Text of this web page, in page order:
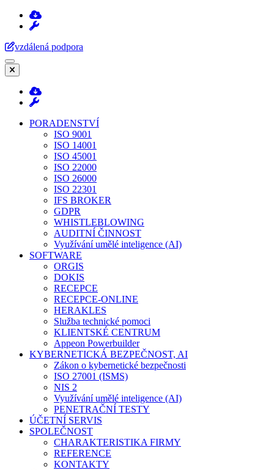
Přeskočit
(stiskněte
Enter)
vzdálená podpora
PORADENSTVÍ
ISO 9001
ISO 14001
ISO 45001
ISO 22000
ISO 26000
ISO 22301
IFS BROKER
GDPR
WHISTLEBLOWING
AUDITNÍ ČINNOST
Využívání umělé inteligence (AI)
SOFTWARE
ORGIS
DOKIS
RECEPCE
RECEPCE-ONLINE
HERAKLES
Služba technické pomoci
KLIENTSKÉ CENTRUM
Appeon Powerbuilder
KYBERNETICKÁ BEZPEČNOST, AI
Zákon o kybernetické bezpečnosti
ISO 27001 (ISMS)
NIS 2
Využívání umělé inteligence (AI)
PENETRAČNÍ TESTY
ÚČETNÍ SERVIS
SPOLEČNOST
CHARAKTERISTIKA FIRMY
REFERENCE
KONTAKTY